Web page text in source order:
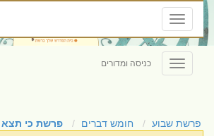
Toggle
navigation
Toggle
navigation
כניסה ומדורים
פרשת שבוע חומש דברים פרשת כי תצא